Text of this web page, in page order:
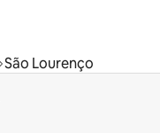
São Lourenço